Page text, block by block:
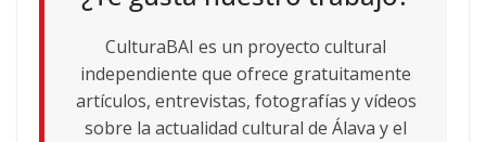
CulturaBAI es un proyecto cultural
independiente que ofrece gratuitamente
artículos, entrevistas, fotografías y vídeos
sobre la actualidad cultural de Álava y el